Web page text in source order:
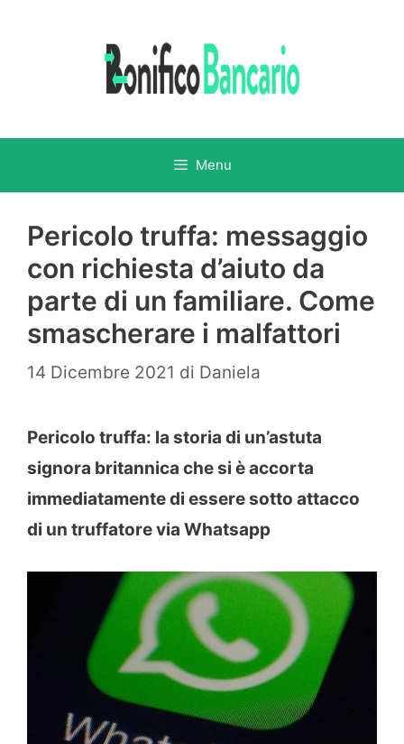
Menu
Pericolo truffa: messaggio
con richiesta d’aiuto da
parte di un familiare. Come
smascherare i malfattori
14 Dicembre 2021 di Daniela
Pericolo truffa: la storia di un’astuta
signora britannica che si è accorta
immediatamente di essere sotto attacco
di un truffatore via Whatsapp